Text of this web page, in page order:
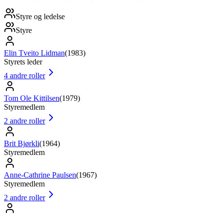
Styre og ledelse
Styre
Elin Tveito Lidman(1983)
Styrets leder
4 andre roller
Tom Ole Kittilsen(1979)
Styremedlem
2 andre roller
Brit Bjørkli(1964)
Styremedlem
Anne-Cathrine Paulsen(1967)
Styremedlem
2 andre roller